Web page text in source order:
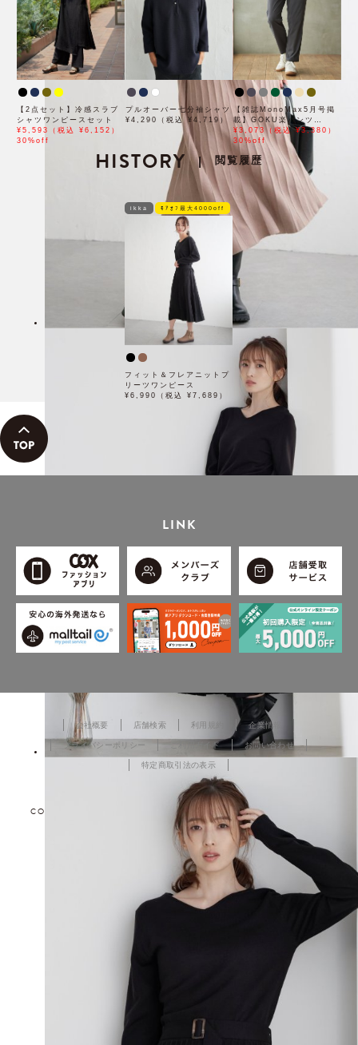
【2点セット】冷感スラブ
シャツワンピースセット
¥5,593（税込 ¥6,152）
30%off
プルオーバー七分袖シャツ
¥4,290（税込 ¥4,719）
【雑誌MonoMax5月号掲
載】GOKU楽パンツ
EASY STRETCH 冷感ア
ンクル【接触冷感】「小泉
孝太郎さん着用モデル」
¥3,073（税込 ¥3,380）
30%off
HISTORY | 閲覧履歴
ikka ﾓｱｵﾌ最大4000off
フィット＆フレアニットプ
リーツワンピース
¥6,990（税込 ¥7,689）
LINK
会社概要 店舗検索 利用規約 企業情報
プライバシーポリシー ご利用ガイド お問い合わせ
特定商取引法の表示
COPYRIGHT © TOKYO DESIGN CHANNEL All rights reserved.